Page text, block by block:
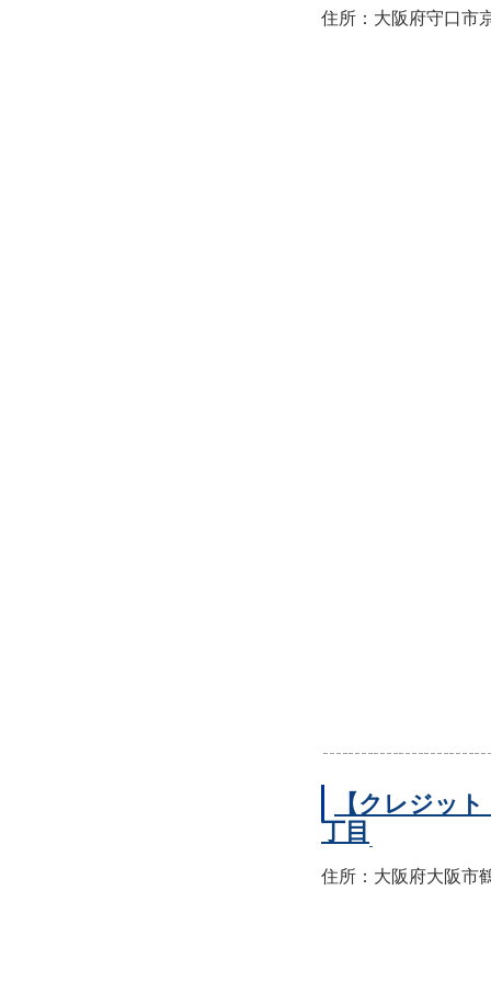
住所：大阪府守口市
【クレジッ
丁目
住所：大阪府大阪市